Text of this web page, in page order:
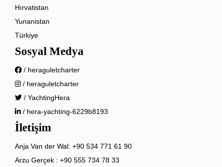
Hırvatistan
Yunanistan
Türkiye
Sosyal Medya
/ heraguletcharter
/ heraguletcharter
/ YachtingHera
/ hera-yachting-6229b8193
İletişim
Anja Van der Wal: +90 534 771 61 90
Arzu Gerçek : +90 555 734 78 33